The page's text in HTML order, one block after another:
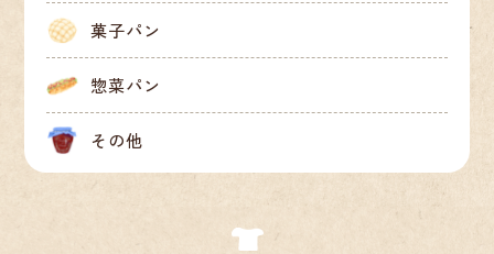
菓子パン
惣菜パン
その他
シュガーラスク
円(税込)
ガーリックラスク
円(税込)
フレーズジャム
円(税込)
マーマレードジャム
円(税込)